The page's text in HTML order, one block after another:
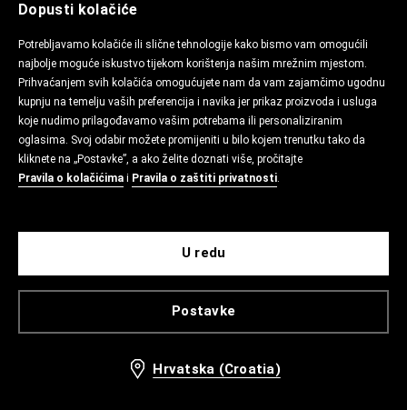
Dopusti kolačiće
Potrebljavamo kolačiće ili slične tehnologije kako bismo vam omogućili
najbolje moguće iskustvo tijekom korištenja našim mrežnim mjestom.
Prihvaćanjem svih kolačića omogućujete nam da vam zajamčimo ugodnu
kupnju na temelju vaših preferencija i navika jer prikaz proizvoda i usluga
koje nudimo prilagođavamo vašim potrebama ili personaliziranim
oglasima. Svoj odabir možete promijeniti u bilo kojem trenutku tako da
kliknete na „Postavke”, a ako želite doznati više, pročitajte
Pravila o kolačićima i Pravila o zaštiti privatnosti.
Postavke
U redu
Hrvatska (Croatia)